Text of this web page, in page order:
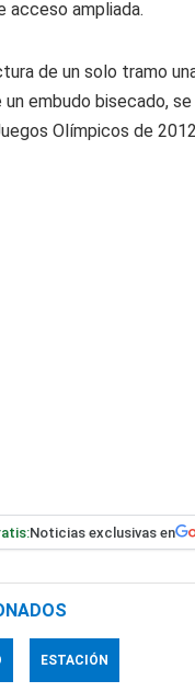
acceso ampliada.
de un solo tramo
embudo bisecado, se
Olímpicos de
Noticias exclusivas en
ESTACIÓN